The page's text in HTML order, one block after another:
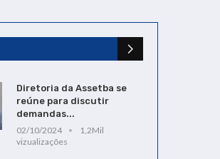
Diretoria da Assetba se
reúne para discutir
demandas...
02/10/2024
1,2Mil
vizualizações